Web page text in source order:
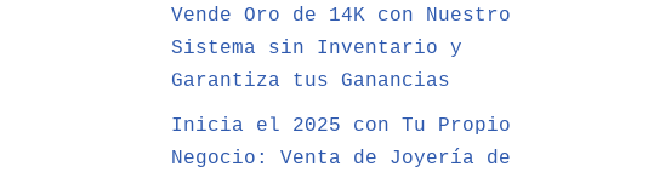
Vende Oro de 14K con Nuestro
Sistema sin Inventario y
Garantiza tus Ganancias
Inicia el 2025 con Tu Propio
Negocio: Venta de Joyería de